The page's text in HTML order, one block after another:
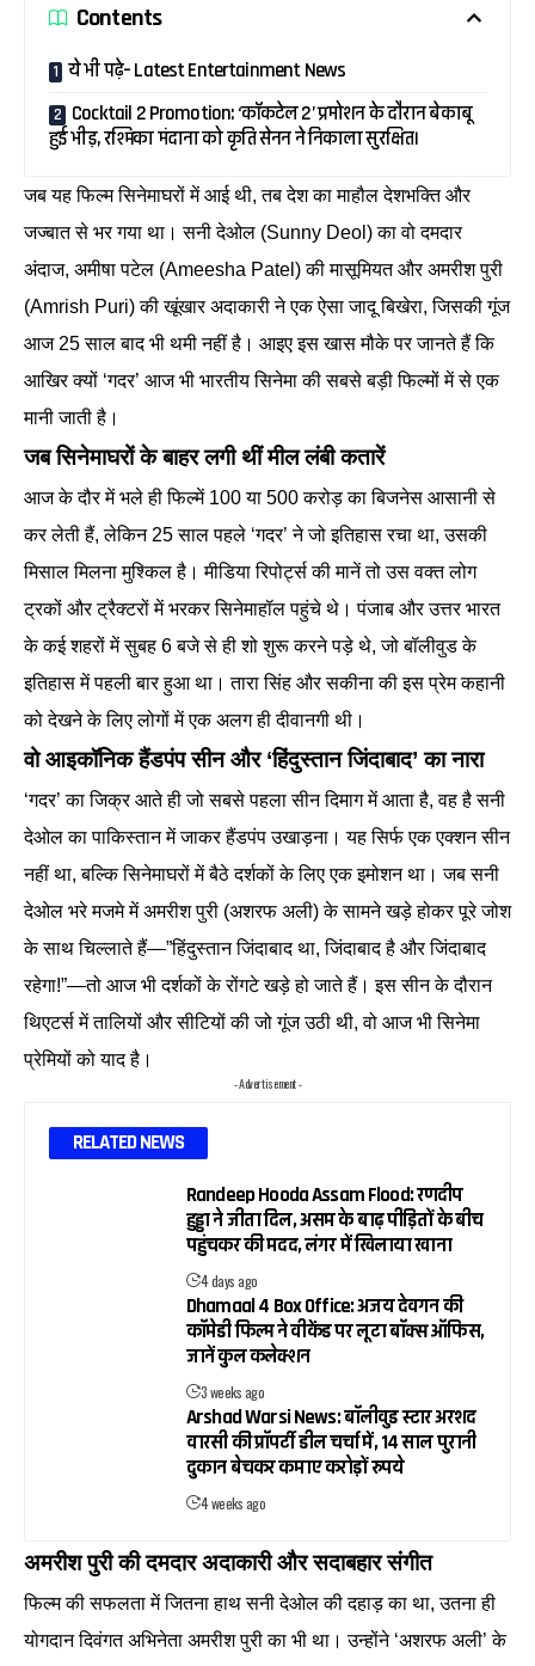
Contents
ये भी पढ़े– Latest Entertainment News
Cocktail 2 Promotion: ‘कॉकटेल 2’ प्रमोशन के दौरान बेकाबू
हुई भीड़, रश्मिका मंदाना को कृति सेनन ने निकाला सुरक्षित।
जब यह फिल्म सिनेमाघरों में आई थी, तब देश का माहौल देशभक्ति और
जज्बात से भर गया था। सनी देओल (Sunny Deol) का वो दमदार
अंदाज, अमीषा पटेल (Ameesha Patel) की मासूमियत और अमरीश पुरी
(Amrish Puri) की खूंखार अदाकारी ने एक ऐसा जादू बिखेरा, जिसकी गूंज
आज 25 साल बाद भी थमी नहीं है। आइए इस खास मौके पर जानते हैं कि
आखिर क्यों ‘गदर’ आज भी भारतीय सिनेमा की सबसे बड़ी फिल्मों में से एक
मानी जाती है।
जब सिनेमाघरों के बाहर लगी थीं मील लंबी कतारें
आज के दौर में भले ही फिल्में 100 या 500 करोड़ का बिजनेस आसानी से
कर लेती हैं, लेकिन 25 साल पहले ‘गदर’ ने जो इतिहास रचा था, उसकी
मिसाल मिलना मुश्किल है। मीडिया रिपोर्ट्स की मानें तो उस वक्त लोग
ट्रकों और ट्रैक्टरों में भरकर सिनेमाहॉल पहुंचे थे। पंजाब और उत्तर भारत
के कई शहरों में सुबह 6 बजे से ही शो शुरू करने पड़े थे, जो बॉलीवुड के
इतिहास में पहली बार हुआ था। तारा सिंह और सकीना की इस प्रेम कहानी
को देखने के लिए लोगों में एक अलग ही दीवानगी थी।
वो आइकॉनिक हैंडपंप सीन और ‘हिंदुस्तान जिंदाबाद’ का नारा
‘गदर’ का जिक्र आते ही जो सबसे पहला सीन दिमाग में आता है, वह है सनी
देओल का पाकिस्तान में जाकर हैंडपंप उखाड़ना। यह सिर्फ एक एक्शन सीन
नहीं था, बल्कि सिनेमाघरों में बैठे दर्शकों के लिए एक इमोशन था। जब सनी
देओल भरे मजमे में अमरीश पुरी (अशरफ अली) के सामने खड़े होकर पूरे जोश
के साथ चिल्लाते हैं—”हिंदुस्तान जिंदाबाद था, जिंदाबाद है और जिंदाबाद
रहेगा!”—तो आज भी दर्शकों के रोंगटे खड़े हो जाते हैं। इस सीन के दौरान
थिएटर्स में तालियों और सीटियों की जो गूंज उठी थी, वो आज भी सिनेमा
प्रेमियों को याद है।
- Advertisement -
RELATED NEWS
Randeep Hooda Assam Flood: रणदीप
हुड्डा ने जीता दिल, असम के बाढ़ पीड़ितों के बीच
पहुंचकर की मदद, लंगर में खिलाया खाना
4 days ago
Dhamaal 4 Box Office: अजय देवगन की
कॉमेडी फिल्म ने वीकेंड पर लूटा बॉक्स ऑफिस,
जानें कुल कलेक्शन
3 weeks ago
Arshad Warsi News: बॉलीवुड स्टार अरशद
वारसी की प्रॉपर्टी डील चर्चा में, 14 साल पुरानी
दुकान बेचकर कमाए करोड़ों रुपये
4 weeks ago
अमरीश पुरी की दमदार अदाकारी और सदाबहार संगीत
फिल्म की सफलता में जितना हाथ सनी देओल की दहाड़ का था, उतना ही
योगदान दिवंगत अभिनेता अमरीश पुरी का भी था। उन्होंने ‘अशरफ अली’ के